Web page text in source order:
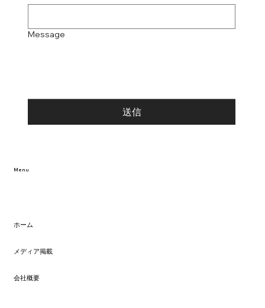
Menu
ホーム
メディア掲載
会社概要
Message
送信